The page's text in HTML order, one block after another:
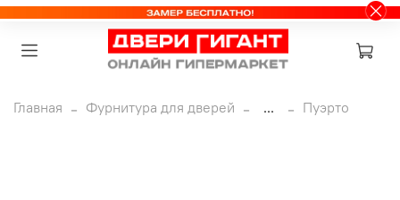
Главная Фурнитура для дверей ... Пуэрто